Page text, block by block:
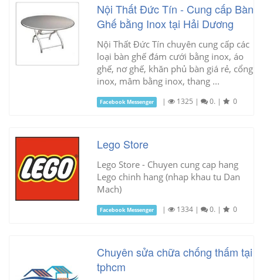
Nội Thất Đức Tín - Cung cấp Bàn
Ghế bằng Inox tại Hải Dương
Nội Thất Đức Tín chuyên cung cấp các
loại bàn ghế đám cưới bằng inox, áo
ghế, nơ ghế, khăn phủ bàn giá rẻ, cổng
inox, mâm bằng inox, thang ...
Facebook Messenger | 1325 | 0. | 0
Lego Store
Lego Store - Chuyen cung cap hang
Lego chinh hang (nhap khau tu Dan
Mach)
Facebook Messenger | 1334 | 0. | 0
Chuyên sửa chữa chống thấm tại
tphcm